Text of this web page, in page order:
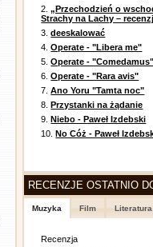
2.„Przechodzień o
Strachy na Lachy –
3.deeskalować
4.Operate - "Libera me"
5.Operate - "Comedamus"
6.Operate - "Rara avis"
7.Ano Yoru "Tamta noc"
8.Przystanki na żądanie
9.Niebo - Paweł Izdebski
10.No Cóż - Paweł
RECENZJE OSTATNIO
Muzyka Film Literatura
Recenzja